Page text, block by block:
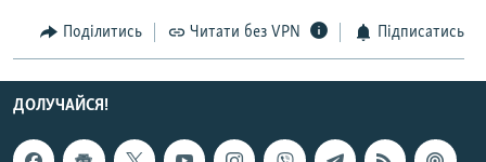
Поділитись Читати без VPN Підписатись
ДОЛУЧАЙСЯ!